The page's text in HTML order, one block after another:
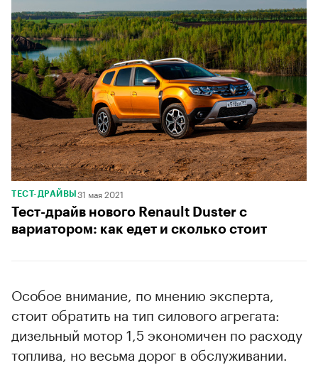
ТЕСТ-ДРАЙВЫ 31 мая 2021
Тест-драйв нового Renault Duster c
вариатором: как едет и сколько стоит
Особое внимание, по мнению эксперта,
стоит обратить на тип силового агрегата:
дизельный мотор 1,5 экономичен по расходу
топлива, но весьма дорог в обслуживании.